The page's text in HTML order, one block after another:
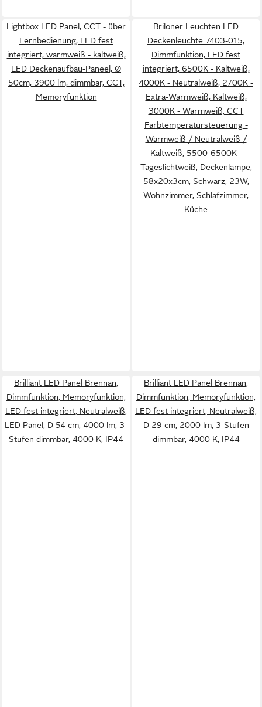
Lightbox LED Panel, CCT - über
Fernbedienung, LED fest
integriert, warmweiß - kaltweiß,
LED Deckenaufbau-Paneel, Ø
50cm, 3900 lm, dimmbar, CCT,
Memoryfunktion
Briloner Leuchten LED
Deckenleuchte 7403-015,
Dimmfunktion, LED fest
integriert, 6500K - Kaltweiß,
4000K - Neutralweiß, 2700K -
Extra-Warmweiß, Kaltweiß,
3000K - Warmweiß, CCT
Farbtemperatursteuerung -
Warmweiß / Neutralweiß /
Kaltweiß, 5500-6500K -
Tageslichtweiß, Deckenlampe,
58x20x3cm, Schwarz, 23W,
Wohnzimmer, Schlafzimmer,
Küche
Brilliant LED Panel Brennan,
Dimmfunktion, Memoryfunktion,
LED fest integriert, Neutralweiß,
LED Panel, D 54 cm, 4000 lm, 3-
Stufen dimmbar, 4000 K, IP44
Brilliant LED Panel Brennan,
Dimmfunktion, Memoryfunktion,
LED fest integriert, Neutralweiß,
D 29 cm, 2000 lm, 3-Stufen
dimmbar, 4000 K, IP44